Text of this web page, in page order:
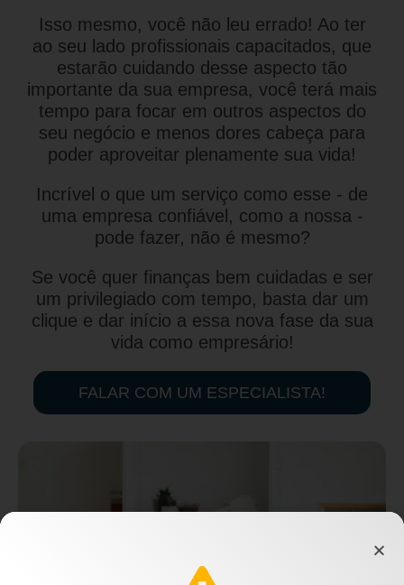
Isso mesmo, você não leu errado! Ao ter
ao seu lado profissionais capacitados, que
estarão cuidando desse aspecto tão
importante da sua empresa, você terá mais
tempo para focar em outros aspectos do
seu negócio e menos dores cabeça para
poder aproveitar plenamente sua vida!
Incrível o que um serviço como esse - de
uma empresa confiável, como a nossa -
pode fazer, não é mesmo?
Se você quer finanças bem cuidadas e ser
um privilegiado com tempo, basta dar um
clique e dar início a essa nova fase da sua
vida como empresário!
FALAR COM UM ESPECIALISTA!